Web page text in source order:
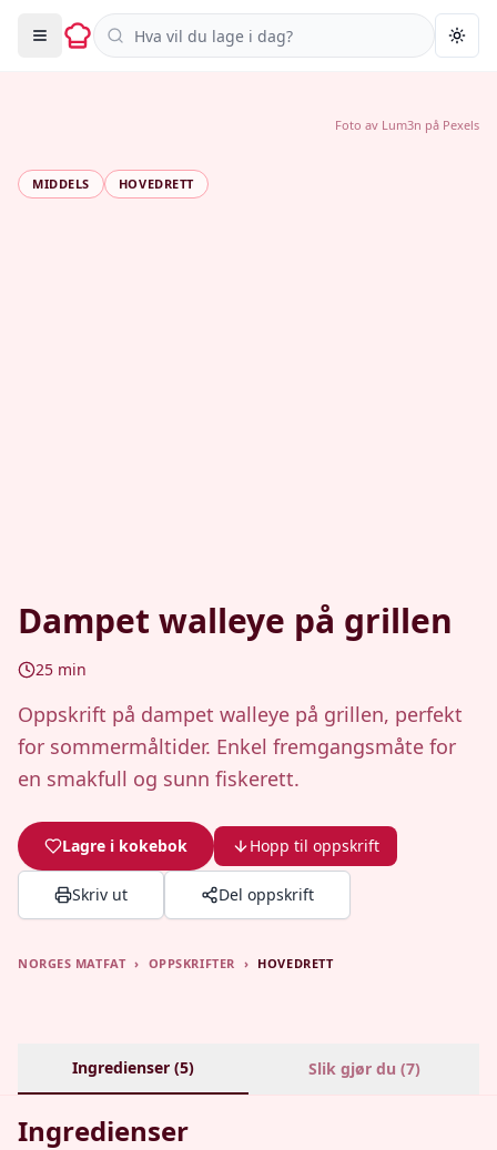
Søk i oppskrifter
MIDDELS HOVEDRETT
Dampet walleye på grillen
25 min
Oppskrift på dampet walleye på grillen, perfekt
for sommermåltider. Enkel fremgangsmåte for
en smakfull og sunn fiskerett.
Lagre i kokebok Hopp til oppskrift
Skriv ut Del oppskrift
Foto av Lum3n på Pexels
NORGES MATFAT › OPPSKRIFTER › HOVEDRETT
Ingredienser (5) Slik gjør du (7)
Ingredienser